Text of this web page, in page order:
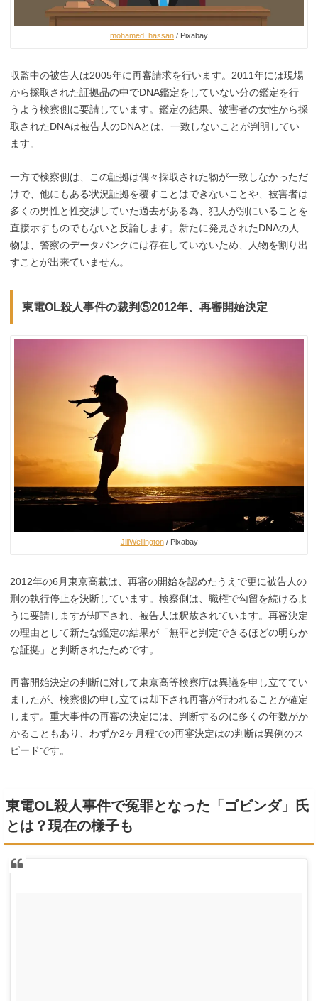
mohamed_hassan / Pixabay
収監中の被告人は2005年に再審請求を行います。2011年には現場
から採取された証拠品の中でDNA鑑定をしていない分の鑑定を行
うよう検察側に要請しています。鑑定の結果、被害者の女性から採
取されたDNAは被告人のDNAとは、一致しないことが判明してい
ます。
一方で検察側は、この証拠は偶々採取された物が一致しなかっただ
けで、他にもある状況証拠を覆すことはできないことや、被害者は
多くの男性と性交渉していた過去がある為、犯人が別にいることを
直接示すものでもないと反論します。新たに発見されたDNAの人
物は、警察のデータバンクには存在していないため、人物を割り出
すことが出来ていません。
東電OL殺人事件の裁判⑤2012年、再審開始決定
JillWellington/ Pixabay
2012年の6月東京高裁は、再審の開始を認めたうえで更に被告人の
刑の執行停止を決断しています。検察側は、職権で勾留を続けるよ
うに要請しますが却下され、被告人は釈放されています。再審決定
の理由として新たな鑑定の結果が「無罪と判定できるほどの明らか
な証拠」と判断されたためです。
再審開始決定の判断に対して東京高等検察庁は異議を申し立ててい
ましたが、検察側の申し立ては却下され再審が行われることが確定
します。重大事件の再審の決定には、判断するのに多くの年数がか
かることもあり、わずか2ヶ月程での再審決定はの判断は異例のス
ピードです。
東電OL殺人事件で冤罪となった「ゴビンダ」氏
とは？現在の様子も